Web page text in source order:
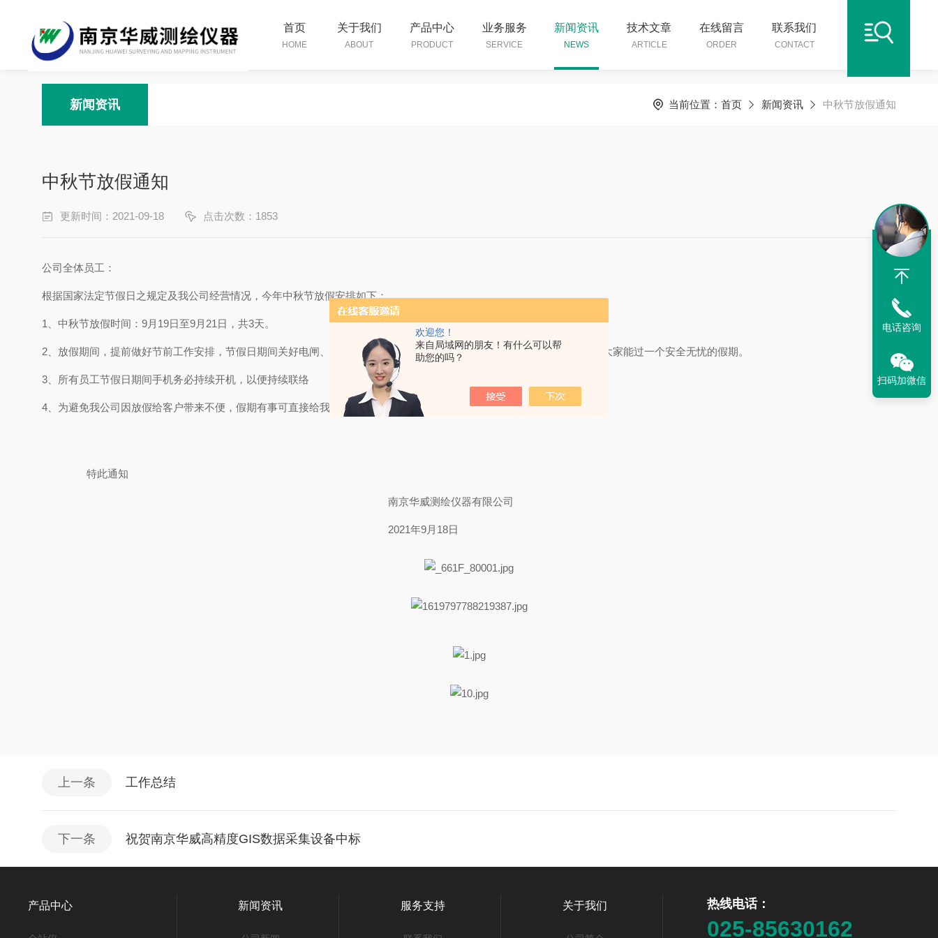
欢迎您！
来自局域网的朋友！有什么可以帮
助您的吗？
首页
HOME
关于我们
ABOUT
产品中心
PRODUCT
业务服务
SERVICE
新闻资讯
NEWS
技术文章
ARTICLE
在线留言
ORDER
联系我们
CONTACT
新闻资讯 当前位置： 首页 新闻资讯 中秋节放假通知
中秋节放假通知
更新时间：2021-09-18 点击次数：1853
公司全体员工：
根据国家法定节假日之规定及我公司经营情况，今年中秋节放假安排如下：
1、 中秋节放假时间： 9月19日至9月21日，共3天。
2、 放假期间，提前做好节前工作安排，节假日期间关好电闸、锁好门窗等，做好安全防范工作，谨防意外事故发生，以便大家能过一个安全无忧的假期。
3、 所有员工节假日期间手机务必持续开机，以便持续联络
4、 为避免我公司因放假给客户带来不便，假期有事可直接给我打电话或者留言
特此通知
南京华威测绘仪器有限公司
2021年9月18日
上一条 工作总结
下一条 祝贺南京华威高精度GIS数据采集设备中标
热线电话：
025-85630162
产品中心 新闻资讯 服务支持 关于我们
电话咨询
扫码加微信